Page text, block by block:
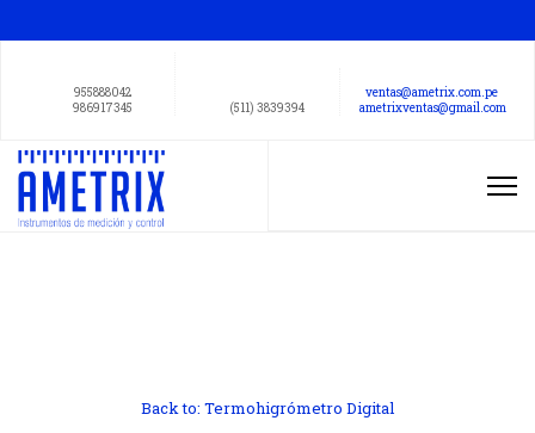
955888042
986917345
(511) 3839394
ventas@ametrix.com.pe
ametrixventas@gmail.com
Back to: Termohigrómetro Digital